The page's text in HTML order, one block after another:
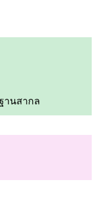
านสากล